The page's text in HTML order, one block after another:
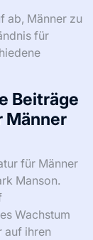
ab, Männer zu
für
Beiträge
für Männer
Manson.
Wachstum
auf ihren